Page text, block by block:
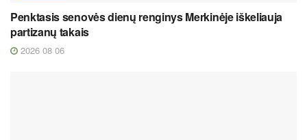
Penktasis senovės dienų renginys Merkinėje iškeliauja
partizanų takais
2026 08 06